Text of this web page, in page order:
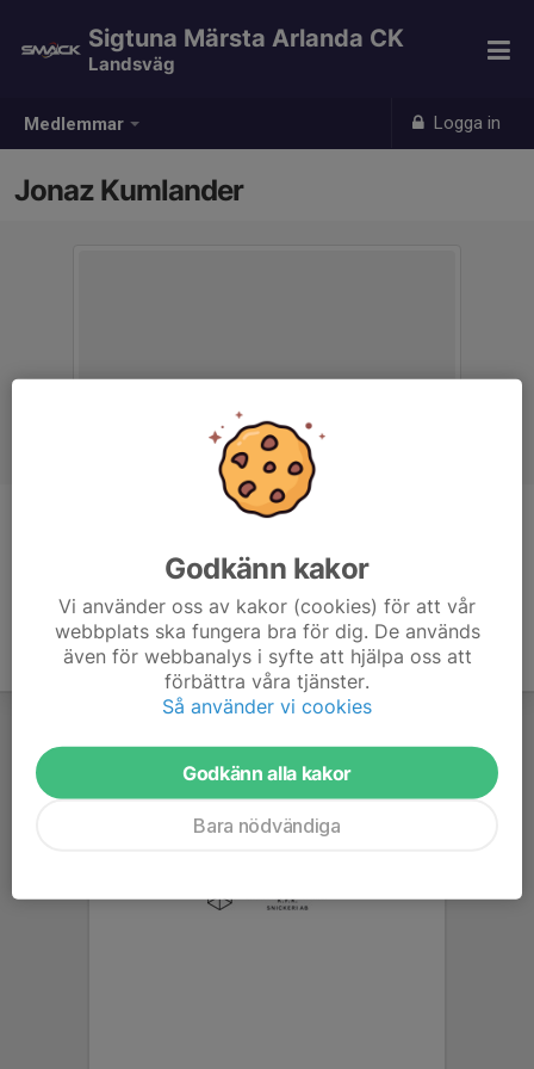
Medlemmar Logga in
Sigtuna Märsta Arlanda CK
Landsväg
Jonaz Kumlander
Godkänn kakor
Vi använder oss av kakor (cookies) för att vår
webbplats ska fungera bra för dig. De används
även för webbanalys i syfte att hjälpa oss att
förbättra våra tjänster.
Så använder vi cookies
Godkänn alla kakor
Bara nödvändiga